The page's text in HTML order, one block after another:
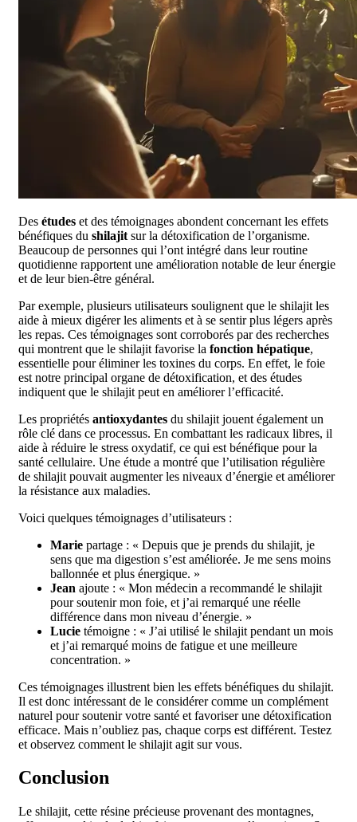
Des études et des témoignages abondent concernant les effets
bénéfiques du shilajit sur la détoxification de l’organisme.
Beaucoup de personnes qui l’ont intégré dans leur routine
quotidienne rapportent une amélioration notable de leur énergie
et de leur bien-être général.
Par exemple, plusieurs utilisateurs soulignent que le shilajit les
aide à mieux digérer les aliments et à se sentir plus légers après
les repas. Ces témoignages sont corroborés par des recherches
qui montrent que le shilajit favorise la fonction hépatique,
essentielle pour éliminer les toxines du corps. En effet, le foie
est notre principal organe de détoxification, et des études
indiquent que le shilajit peut en améliorer l’efficacité.
Les propriétés antioxydantes du shilajit jouent également un
rôle clé dans ce processus. En combattant les radicaux libres, il
aide à réduire le stress oxydatif, ce qui est bénéfique pour la
santé cellulaire. Une étude a montré que l’utilisation régulière
de shilajit pouvait augmenter les niveaux d’énergie et améliorer
la résistance aux maladies.
Voici quelques témoignages d’utilisateurs :
Marie partage : « Depuis que je prends du shilajit, je
sens que ma digestion s’est améliorée. Je me sens moins
ballonnée et plus énergique. »
Jean ajoute : « Mon médecin a recommandé le shilajit
pour soutenir mon foie, et j’ai remarqué une réelle
différence dans mon niveau d’énergie. »
Lucie témoigne : « J’ai utilisé le shilajit pendant un mois
et j’ai remarqué moins de fatigue et une meilleure
concentration. »
Ces témoignages illustrent bien les effets bénéfiques du shilajit.
Il est donc intéressant de le considérer comme un complément
naturel pour soutenir votre santé et favoriser une détoxification
efficace. Mais n’oubliez pas, chaque corps est différent. Testez
et observez comment le shilajit agit sur vous.
Conclusion
Le shilajit, cette résine précieuse provenant des montagnes,